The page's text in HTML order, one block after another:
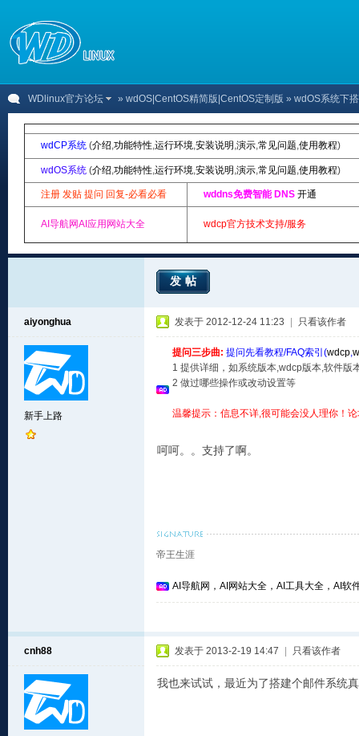
WDlinux官方论坛 » wdOS|CentOS精简版|CentOS定制版 » wdOS系统下
wdCP系统 (介绍,功能特性,运行环境,安装说明 ,演示,常见问题,使用教程)
wdOS系统 (介绍,功能特性,运行环境,安装说明 ,演示,常见问题,使用教程)
注册 发贴 提问 回复-必看必看 wddns免费智能 DNS 开通
AI导航网AI应用网站大全 wdcp官方技术支持/服务
发帖
aiyonghua
新手上路
发表于 2012-12-24 11:23 只看该作者
提问三步曲: 提问先看教程/FAQ索引(wdcp,
1 提供详细，如系统版本,wdcp版本,软件版
2 做过哪些操作或改动设置等
温馨提示：信息不详,很可能会没人理你！
呵呵。。支持了啊。
帝王生涯
AI导航网，AI网站大全，AI工具大全，AI软
cnh88 发表于 2013-2-19 14:47 只看该作者
我也来试试，最近为了搭建个邮件系统